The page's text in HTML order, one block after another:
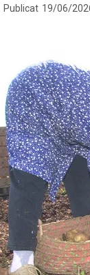
Publicat 19/06/